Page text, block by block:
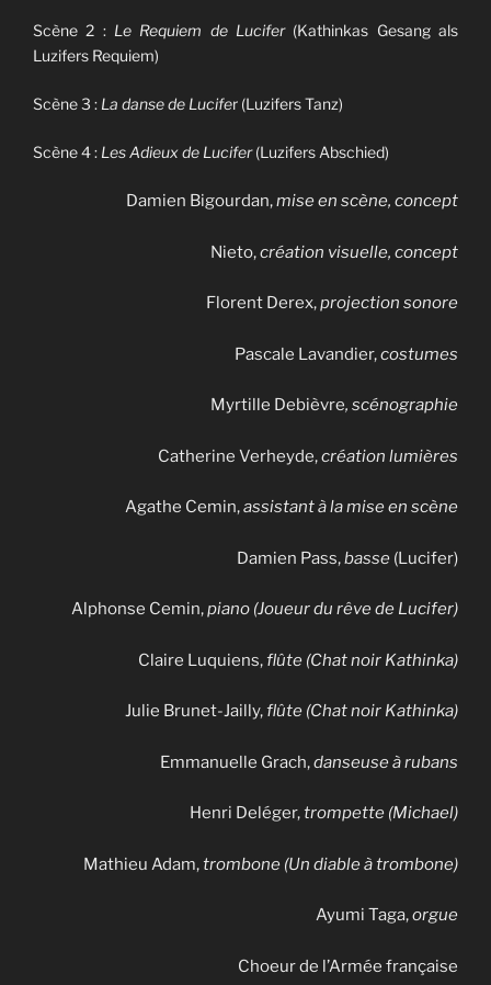
Scène 2 : Le Requiem de Lucifer(Kathinkas Gesang als
Luzifers Requiem)
Scène 3 : La danse de Lucifer (Luzifers Tanz)
Scène 4 : Les Adieux de Lucifer(Luzifers Abschied)
Damien Bigourdan,mise en scène, concept
Nieto,création visuelle, concept
Florent Derex,projection sonore
Pascale Lavandier,costumes
Myrtille Debièvre, scénographie
Catherine Verheyde,création lumières
Agathe Cemin,assistant à la mise en scène
Damien Pass,basse (Lucifer)
Alphonse Cemin,piano (Joueur du rêve de Lucifer)
Claire Luquiens,flûte (Chat noir Kathinka)
Julie Brunet-Jailly,flûte (Chat noir Kathinka)
Emmanuelle Grach,danseuse à rubans
Henri Deléger,trompette (Michael)
Mathieu Adam,trombone (Un diable à trombone)
Ayumi Taga,orgue
Choeur de l’Armée française